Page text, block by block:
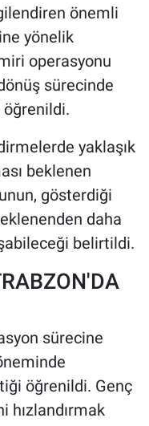
önemli
yönelik
operasyonu
sürecinde
yaklaşık
beklenen
gösterdiği
daha
belirtildi.
sürecine
öğrenildi. Genç
hızlandırmak